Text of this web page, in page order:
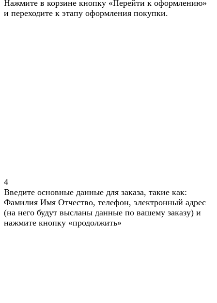
Нажмите в корзине кнопку «Перейти к оформлению»
и переходите к этапу оформления покупки.
4
Введите основные данные для заказа, такие как:
Фамилия Имя Отчество, телефон, электронный адрес
(на него будут высланы данные по вашему заказу) и
нажмите кнопку «продолжить»